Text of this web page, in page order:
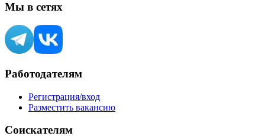
Мы в сетях
Работодателям
Регистрация/вход
Разместить вакансию
Соискателям